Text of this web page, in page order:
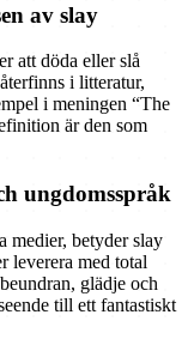
av slay
att döda eller slå
i litteratur,
i meningen “The
är den som
ungdomsspråk
medier, betyder slay
leverera med total
glädje och
till ett fantastiskt